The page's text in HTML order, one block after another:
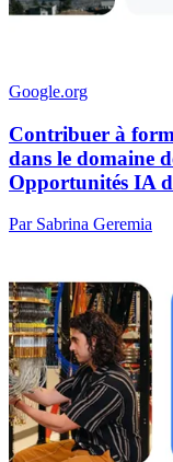
Google.org
Contribuer à
dans le domaine
Opportunités IA
Par Sabrina Geremia